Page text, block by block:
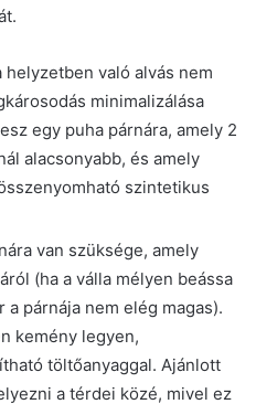
helyzetben való alvás nem
minimalizálása
egy puha párnára, amely 2
alacsonyabb, és amely
szintetikus
van szüksége, amely
(ha a válla mélyen beássa
a párnája nem elég magas).
kemény legyen,
töltőanyaggal. Ajánlott
a térdei közé, mivel ez